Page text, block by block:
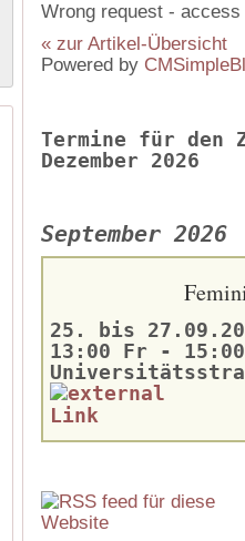
Wrong request - access
« zur Artikel-Übersicht
Powered by
Termine für den
Dezember 2026
September 2026
25. bis
13:00 Fr - 15:00